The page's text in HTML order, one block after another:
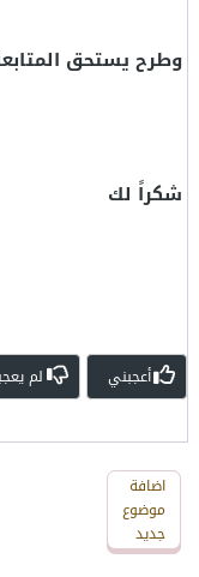
وطرح يستحق
شكراً لك
أعجبني لم
اضافة
رد
جديد
اضافة
موضوع
جديد